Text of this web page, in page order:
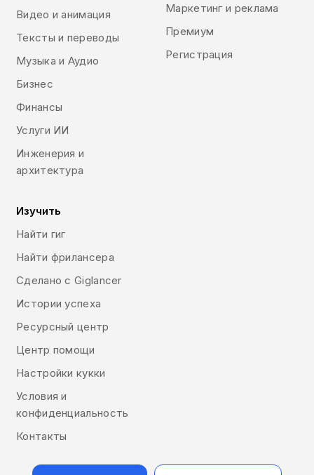
Видео и анимация
Тексты и переводы
Музыка и Аудио
Бизнес
Финансы
Услуги ИИ
Инженерия и
архитектура
Маркетинг и реклама
Премиум
Регистрация
Изучить
Найти гиг
Найти фрилансера
Сделано с Giglancer
Истории успеха
Ресурсный центр
Центр помощи
Настройки кукки
Условия и
конфиденциальность
Контакты